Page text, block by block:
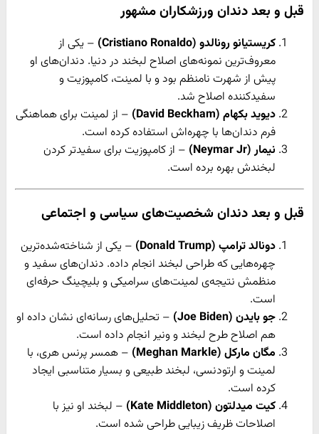
قبل و بعد دندان ورزشکاران مشهور
کریستیانو رونالدو (Cristiano Ronaldo)
– یکی از
معروف‌ترین نمونه‌های اصلاح لبخند در دنیا. دندان‌های او
پیش از شهرت نامنظم بود و با لمینت، کامپوزیت و
سفیدکننده اصلاح شد.
دیوید بکهام (David Beckham)
– از لمینت برای هماهنگی
فرم دندان‌ها با چهره‌اش استفاده کرده است.
نیمار (Neymar Jr)
– از کامپوزیت برای سفیدتر کردن
لبخندش بهره برده است.
قبل و بعد دندانشخصیت‌های سیاسی و اجتماعی
دونالد ترامپ (Donald Trump)
– یکی از شناخته‌شده‌ترین
چهره‌هایی که طراحی لبخند انجام داده. دندان‌های سفید و
منظمش نتیجه‌ی لمینت‌های سرامیکی و بلیچینگ حرفه‌ای
است.
جو بایدن (Joe Biden)
– تحلیل‌های رسانه‌ای نشان داده او
هم اصلاح طرح لبخند و ونیر انجام داده است.
مگان مارکل (Meghan Markle)
– همسر پرنس هری، با
لمینت و ارتودنسی، لبخند طبیعی و بسیار متناسبی ایجاد
کرده است.
کیت میدلتون (Kate Middleton)
– لبخند او نیز با
اصلاحات ظریف زیبایی طراحی شده است.